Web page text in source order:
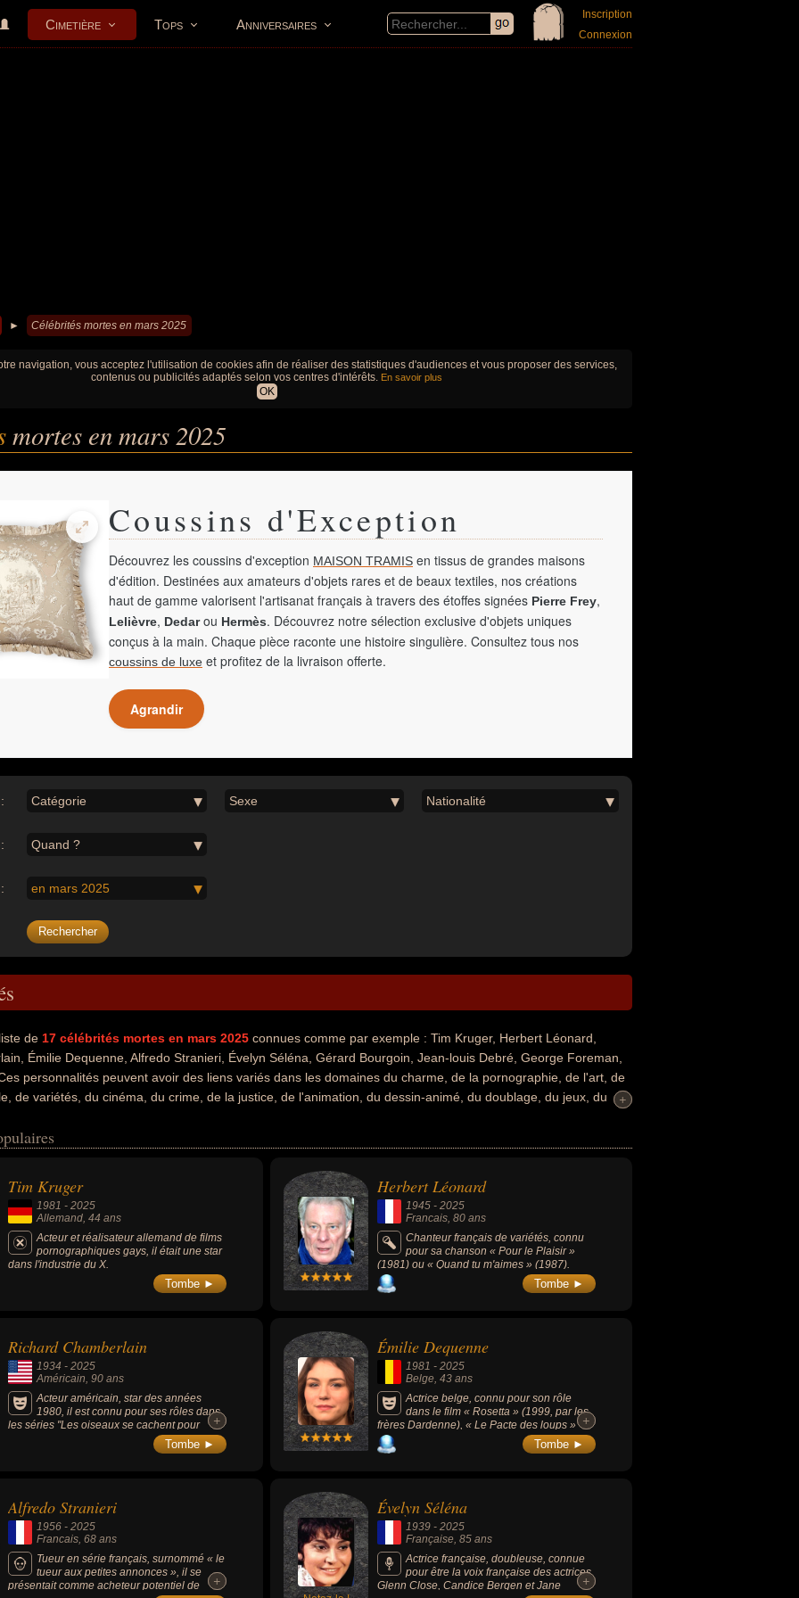
Cimetière Tops Anniversaires
Inscription
Connexion
► Célébrités mortes en mars 2025
navigation, vous acceptez l'utilisation de cookies afin de réaliser des statistiques d'audiences et vous proposer des services,
contenus ou publicités adaptés selon vos centres d'intérêts. En savoir plus
OK
mortes en mars 2025
Coussins d'Exception
Découvrez les coussins d'exception MAISON TRAMIS en tissus de grandes maisons
d'édition. Destinées aux amateurs d'objets rares et de beaux textiles, nos créations
haut de gamme valorisent l'artisanat français à travers des étoffes signées Pierre Frey,
Lelièvre, Dedarou Hermès. Découvrez notre sélection exclusive d'objets uniques
conçus à la main. Chaque pièce raconte une histoire singulière. Consultez tous nos
coussins de luxe et profitez de la livraison offerte.
Agrandir
Catégorie Sexe Nationalité
Quand ?
en mars 2025
de 17 célébrités mortes en mars 2025 connues comme par exemple : Tim Kruger, Herbert Léonard,
Émilie Dequenne, Alfredo Stranieri, Évelyn Séléna, Gérard Bourgoin, Jean-louis Debré, George Foreman,
personnalités peuvent avoir des liens variés dans les domaines du charme, de la pornographie, de l'art, de
de variétés, du cinéma, du crime, de la justice, de l'animation, du dessin-animé, du doublage, du jeux, du
la boxe, du sport de combat ou du rap. Ces célébrités peuvent également avoir été acteur, artiste, cinéaste,
sportif, entrepreneur, homme d'affaire, homme d'état, maire, patron, député, descendant de célébrité, homme
du conseil constitutionnel, ministre, ministre de l'intérieur, boxeur, sportif ou rappeur. En ce qui concerne leurs
de leurs morts, ils peuvent avoir été allemand, francais, américain ou belge par exemple.
+
+
Tim Kruger
1981 - 2025
Allemand, 44 ans
Acteur et réalisateur allemand de films
pornographiques gays, il était une star
dans l'industrie du X.
Tombe ►
Herbert Léonard
1945 -2025
Francais, 80 ans
Chanteur français de variétés, connu
pour sa chanson « Pour le Plaisir »
(1981) ou « Quand tu m'aimes » (1987).
Tombe ►
Richard Chamberlain
1934 - 2025
Américain, 90 ans
Acteur américain, star des années
1980, il est connu pour ses rôles dans
les séries "Les oiseaux se cachent pour
mourir" (1983), "Shogun" (1980) ou "Le
Jeune Docteur Kildare" (1961-1966).
+
+
Tombe ►
Émilie Dequenne
1981 -2025
Belge, 43 ans
Actrice belge, connu pour son rôle
dans le film « Rosetta » (1999, par les
frères Dardenne), « Le Pacte des loups »
(2001), « Une femme de ménage » (2002,
avec Jean-Pierre Bacri), « La Fille du RER »
de la meilleure actrice dans un second rôle
en 2021 pour son rôle dans « Les Choses
qu'on dit, les Choses qu'on fait ».
+
+
Tombe ►
Alfredo Stranieri
1956 - 2025
Francais, 68 ans
Tueur en série français, surnommé « le
tueur aux petites annonces », il se
présentait comme acheteur potentiel de
+
+
Évelyn Séléna
1939 -2025
Française, 85 ans
Actrice française, doubleuse, connue
pour être la voix française des actrices
Glenn Close, Candice Bergen et Jane
+
+